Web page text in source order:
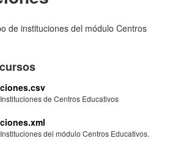
de instituciones del módulo Centros
de Centros Educativos
del módulo Centros Educativos.